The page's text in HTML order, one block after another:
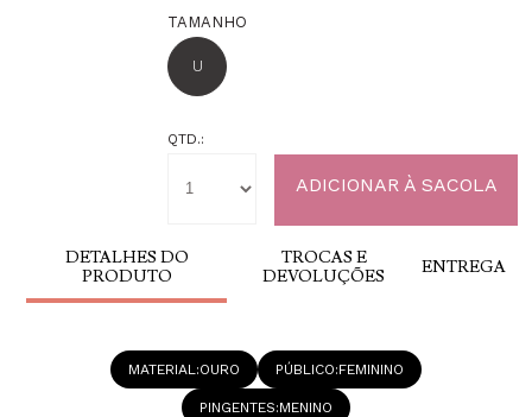
TAMANHO
U
QTD.:
DETALHES DO
PRODUTO
TROCAS E
DEVOLUÇÕES
ENTREGA
MATERIAL OURO PÚBLICO FEMININO
PINGENTES MENINO